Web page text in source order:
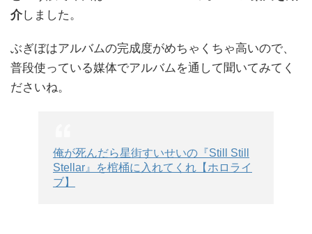
介しました。
ぶぎぼはアルバムの完成度がめちゃくちゃ高いので、
普段使っている媒体でアルバムを通して聞いてみてく
ださいね。
俺が死んだら星街すいせいの『Still Still
Stellar』を棺桶に入れてくれ【ホロライ
ブ】